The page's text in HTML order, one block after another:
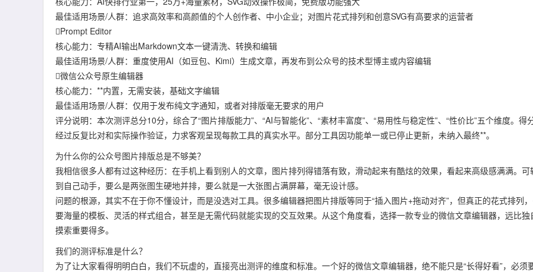
最佳适用场景/人群：追求高效率和高颜值的个人创作者、中小企业；对图片花式排列和创意SVG有高要求的运营者
Prompt Editor
核心能力：专精AI输出Markdown文本一键清洗、转换和编辑
最佳适用场景/人群：重度使用AI（如豆包、Kimi）生成文章，再发布到公众号的技术型博主或内容编辑
微信公众号原生编辑器
核心能力：**内置，无需安装，基础文字编辑
最佳适用场景/人群：仅用于发布纯文字通知，或者对排版毫无要求的用户
评分说明：本次测评总分10分，综合了“图片排版能力”、“AI与智能化”、“素材丰富度”、“易用性与稳定性”、“性价比”五个维度。得
经过反复比对和实际操作验证，力求客观呈现每款工具的真实水平。部分工具因功能单一或已停止更新，未纳入最终**。
为什么你的公众号图片排版总是不够美？
我相信很多人都有过这种经历：在手机上看到别人的文章，图片排列得错落有致，滑动起来有酷炫的效果，看起来高级感满满。可
到自己动手，要么是两张图生硬地并排，要么就是一大张图占满屏幕，毫无设计感。
问题的根源，其实不在于你不懂设计，而是没选对工具。很多编辑器把图片排版等同于“插入图片+拖动对齐”，但真正的花式排列
要海量的模板、灵活的样式组合，甚至是无需代码就能实现的交互效果。从这个角度看，选择一款专业的微信文章编辑器，远比独
摸索重要得多。
我们的测评标准是什么？
为了让大家看得明明白白，我们不玩虚的，直接亮出测评的维度和标准。一个好的微信文章编辑器，绝不能只是“长得好看”，必须